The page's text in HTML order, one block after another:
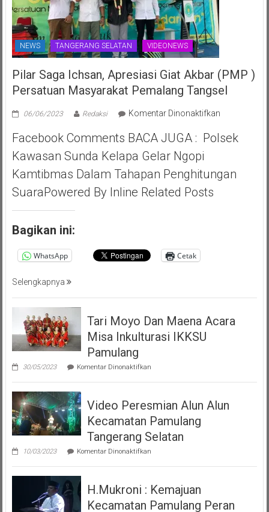
NEWS TANGERANG SELATAN VIDEONEWS
Pilar Saga Ichsan, Apresiasi Giat Akbar (PMP )
Persatuan Masyarakat Pemalang Tangsel
06/06/2023 Redaksi Komentar Dinonaktifkanpada
Saga
Giat
Facebook Comments BACA JUGA : Polsek
Kawasan Sunda Kelapa Gelar Ngopi
Kamtibmas Dalam Tahapan Penghitungan
SuaraPowered By Inline Related Posts
Bagikan ini:
WhatsApp Cetak
Selengkapnya
Tari Moyo Dan Maena Acara
Misa Inkulturasi IKKSU
Pamulang
30/05/2023 Komentar Dinonaktifkanpada
Moyo
Maena
Misa
Inkulturasi
IKKSU
Pamulang
Video Peresmian Alun Alun
Kecamatan Pamulang
Tangerang Selatan
10/03/2023 Komentar Dinonaktifkanpada
Peresmian
Alun
Kecamatan
Pamulang
H.Mukroni : Kemajuan
Kecamatan Pamulang Peran